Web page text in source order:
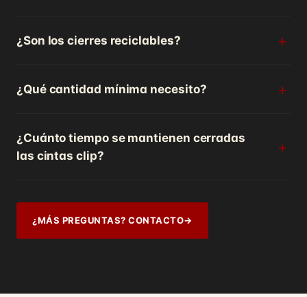
¿Son los cierres reciclables?
¿Qué cantidad mínima necesito?
¿Cuánto tiempo se mantienen cerradas
las cintas clip?
¿MÁS PREGUNTAS? CONTACTO→